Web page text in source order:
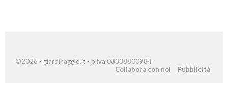
©2026 - giardinaggio.it - p.iva 03338800984
Collabora con noi
Pubblicità